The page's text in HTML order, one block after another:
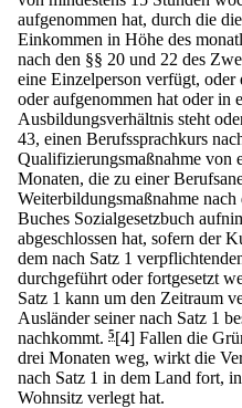
aufgenommen hat, durch die
Einkommen in Höhe des
nach den §§ 20 und 22 des
eine Einzelperson verfügt,
oder aufgenommen hat oder in
Ausbildungsverhältnis steht
43, einen Berufssprachkurs
Qualifizierungsmaßnahme von
Monaten, die zu einer
Weiterbildungsmaßnahme
Buches Sozialgesetzbuch
abgeschlossen hat, sofern der
dem nach Satz 1
durchgeführt oder fortgesetzt
Satz 1 kann um den Zeitraum
Ausländer seiner nach Satz 1
nachkommt. 5[4] Fallen die
drei Monaten weg, wirkt die
nach Satz 1 in dem Land fort,
Wohnsitz verlegt hat.